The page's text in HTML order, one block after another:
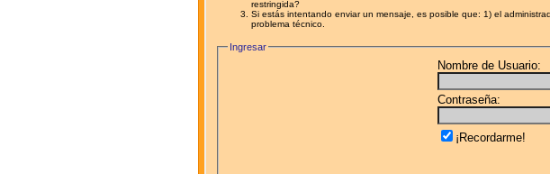
restringida?
Si estás intentando enviar un mensaje, es posible que: 1) el
problema técnico.
Ingresar
Nombre de Usuario:
Contraseña:
¡Recordarme!